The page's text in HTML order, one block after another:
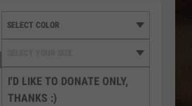
I'D LIKE TO DONATE ONLY,
THANKS :)